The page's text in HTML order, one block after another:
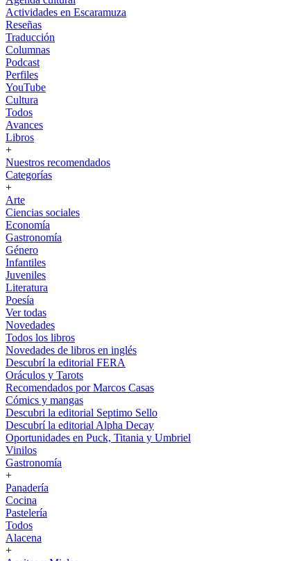
Actividades en Escaramuza
Reseñas
Traducción
Columnas
Podcast
Perfiles
YouTube
Cultura
Todos
Avances
Libros
+
Nuestros recomendados
Categorías
+
Arte
Ciencias sociales
Economía
Gastronomía
Género
Infantiles
Juveniles
Literatura
Poesía
Ver todas
Novedades
Todos los libros
Novedades de libros en inglés
Descubrí la editorial FERA
Oráculos y Tarots
Recomendados por Marcos Casas
Cómics y mangas
Descubri la editorial Septimo Sello
Descubrí la editorial Alpha Decay
Oportunidades en Puck, Titania y Umbriel
Vinilos
Gastronomía
+
Panadería
Cocina
Pastelería
Todos
Alacena
+